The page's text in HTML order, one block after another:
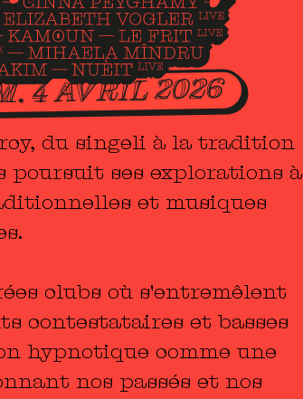
du singeli à la tradition
poursuit ses explorations à
et musiques
clubs où s'entremêlent
contestataires et basses
hypnotique comme une
nos passés et nos